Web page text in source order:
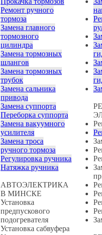
Ремонт ручного
тормоза
Замена главного
тормозного
цилиндра
Замена тормозных
шлангов
Замена тормозных
трубок
Замена сальника
привода
Замена суппорта
Переборка суппорта
Замена вакуумного
усилителя
Замена троса
ручного тормоза
Регулировка ручника
Натяжка ручника
АВТОЭЛЕКТРИКА
В МИНСКЕ
Установка
предпускового
подогревателя
Установка сабвуфера